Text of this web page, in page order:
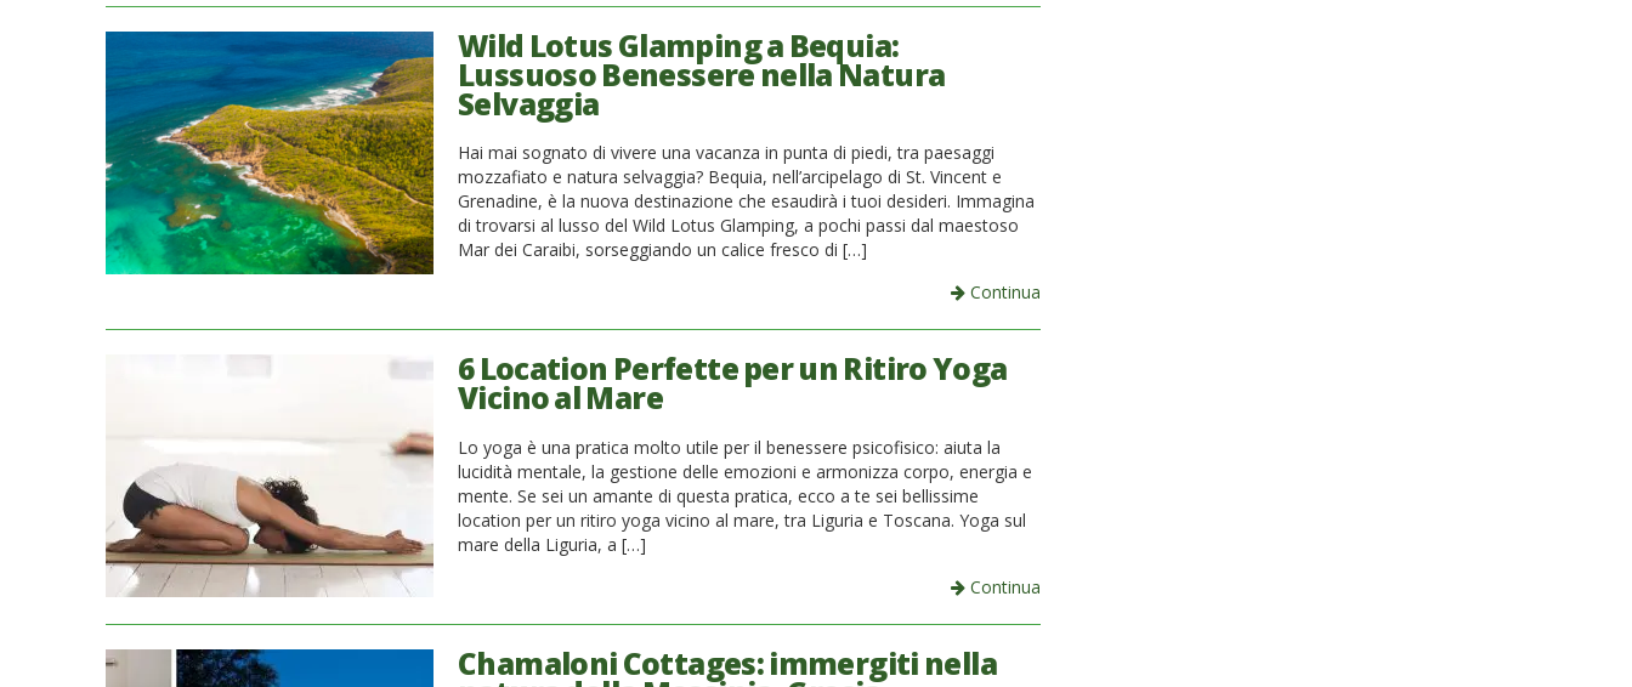
Wild Lotus Glamping a Bequia:
Lussuoso Benessere nella Natura
Selvaggia
Hai mai sognato di vivere una vacanza in punta di piedi, tra paesaggi
mozzafiato e natura selvaggia? Bequia, nell’arcipelago di St. Vincent e
Grenadine, è la nuova destinazione che esaudirà i tuoi desideri. Immagina
di trovarsi al lusso del Wild Lotus Glamping, a pochi passi dal maestoso
Mar dei Caraibi, sorseggiando un calice fresco di […]
Continua
6 Location Perfette per un Ritiro Yoga
Vicino al Mare
Lo yoga è una pratica molto utile per il benessere psicofisico: aiuta la
lucidità mentale, la gestione delle emozioni e armonizza corpo, energia e
mente. Se sei un amante di questa pratica, ecco a te sei bellissime
location per un ritiro yoga vicino al mare, tra Liguria e Toscana. Yoga sul
mare della Liguria, a […]
Continua
Chamaloni Cottages: immergiti nella